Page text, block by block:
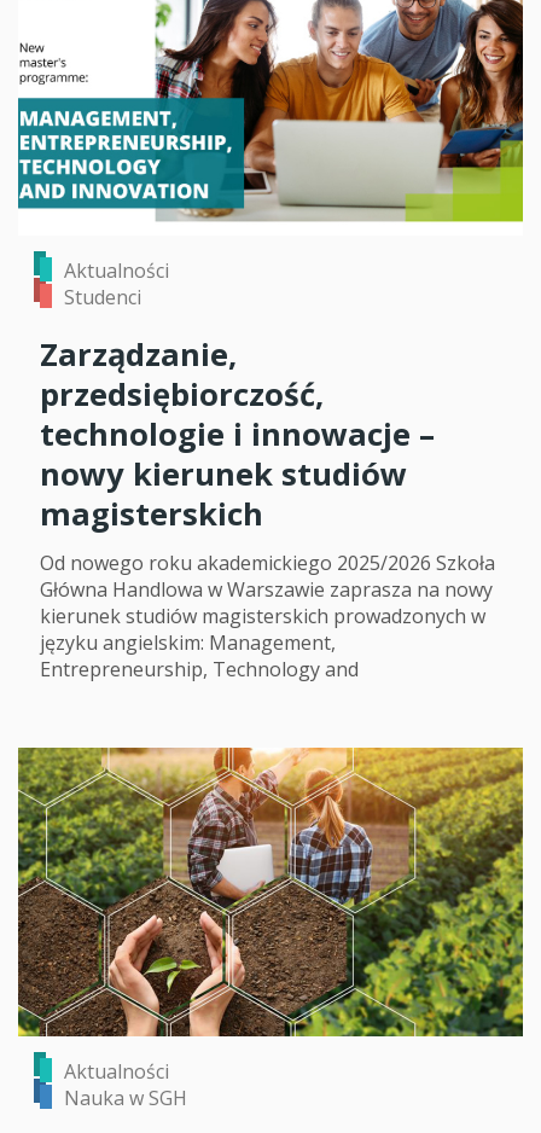
Aktualności
Studenci
Zarządzanie,
przedsiębiorczość,
technologie i innowacje –
nowy kierunek studiów
magisterskich
Od nowego roku akademickiego 2025/2026 Szkoła
Główna Handlowa w Warszawie zaprasza na nowy
kierunek studiów magisterskich prowadzonych w
języku angielskim: Management,
Entrepreneurship, Technology and
Aktualności
Nauka w SGH